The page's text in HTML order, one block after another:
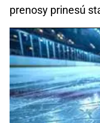
prenosy prinesú